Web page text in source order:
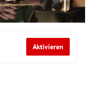
Aktivieren